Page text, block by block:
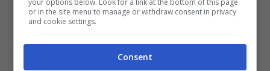
25 Febbraio 2017
or in the site menu to manage or withdraw consent in privacy
and cookie settings.
Consent